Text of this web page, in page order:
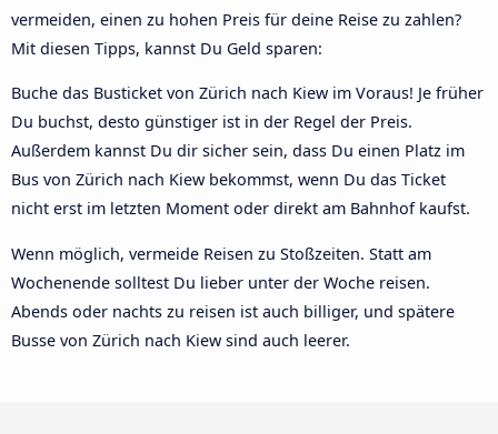
vermeiden, einen zu hohen Preis für deine Reise zu zahlen?
Mit diesen Tipps, kannst Du Geld sparen:
Buche das Busticket von Zürich nach Kiew im Voraus! Je früher
Du buchst, desto günstiger ist in der Regel der Preis.
Außerdem kannst Du dir sicher sein, dass Du einen Platz im
Bus von Zürich nach Kiew bekommst, wenn Du das Ticket
nicht erst im letzten Moment oder direkt am Bahnhof kaufst.
Wenn möglich, vermeide Reisen zu Stoßzeiten. Statt am
Wochenende solltest Du lieber unter der Woche reisen.
Abends oder nachts zu reisen ist auch billiger, und spätere
Busse von Zürich nach Kiew sind auch leerer.